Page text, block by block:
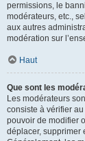
permissions, le
modérateurs, etc.,
aux autres
modération sur
Haut
Que sont les
Les modérateurs
consiste à vérifier
pouvoir de modifier
déplacer, supprimer